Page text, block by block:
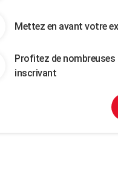
Mettez en avant votre
Profitez de
inscrivant